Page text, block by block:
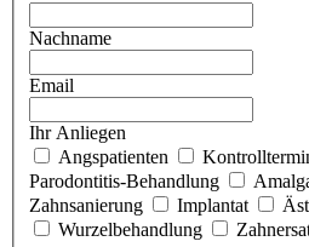
Nachname
Email
Ihr Anliegen
Angspatienten
Parodontitis-Behandlung
Zahnsanierung
Implantat
Wurzelbehandlung